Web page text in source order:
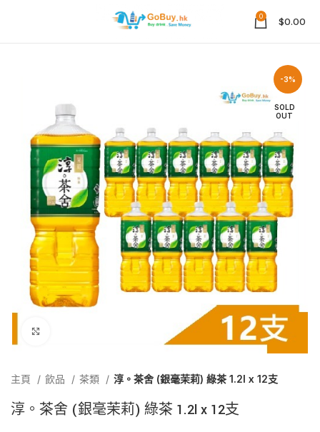
0 $0.00
-3%
SOLD
OUT
主頁 飲品 茶類 淳。茶舍 (銀毫茉莉) 綠茶 1.2l x 12支
淳。茶舍 (銀毫茉莉) 綠茶 1.2l x 12支